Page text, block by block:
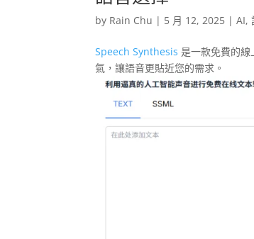
by Rain Chu | 5 月 12, 2025 |AI,
Speech Synthesis 是一款免費的線
氣，讓語音更貼近您的需求。